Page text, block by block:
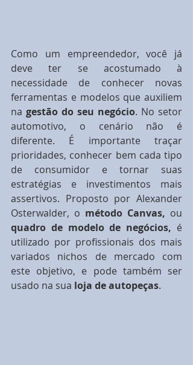
Como um empreendedor, você já
deve ter se acostumado à
necessidade de conhecer novas
ferramentas e modelos que auxiliem
na gestão do seu negócio. No setor
automotivo, o cenário não é
diferente. É importante traçar
prioridades, conhecer bem cada tipo
de consumidor e tornar suas
estratégias e investimentos mais
assertivos. Proposto por Alexander
Osterwalder, o método Canvas,
quadro de modelo de negócios, é
utilizado por profissionais dos mais
variados nichos de mercado com
este objetivo, e pode também ser
usado na sua loja de autopeças.